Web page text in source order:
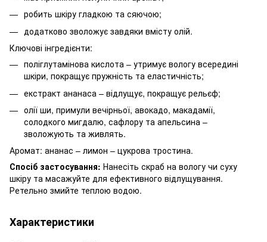
робить шкіру гладкою та сяючою;
додатково зволожує завдяки вмісту олій.
Ключові інгредієнти:
поліглутамінова кислота – утримує вологу всередині
шкіри, покращує пружність та еластичність;
екстракт ананаса – відлущує, покращує рельєф;
олії ши, примули вечірньої, авокадо, макадамії,
солодкого мигдалю, сафлору та апельсина –
зволожують та живлять.
Аромат: ананас – лимон – цукрова тростина.
Спосіб застосування: Нанесіть скраб на вологу чи суху
шкіру та масажуйте для ефективного відлущування.
Ретельно змийте теплою водою.
Характеристики